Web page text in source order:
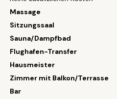
Massage
Sitzungssaal
Sauna/Dampfbad
Flughafen-Transfer
Hausmeister
Zimmer mit Balkon/Terrasse
Bar